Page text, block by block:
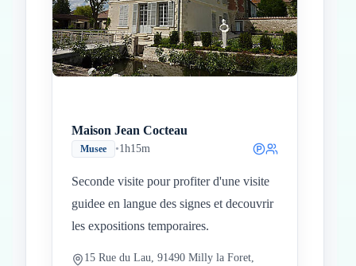
Maison Jean Cocteau
Musee •1h15m
Seconde visite pour profiter d'une visite
guidee en langue des signes et decouvrir
les expositions temporaires.
15 Rue du Lau, 91490 Milly la Foret,